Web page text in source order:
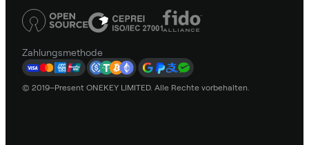
Zahlungsmethode
© 2019–Present ONEKEY LIMITED. Alle Rechte vorbehalten.